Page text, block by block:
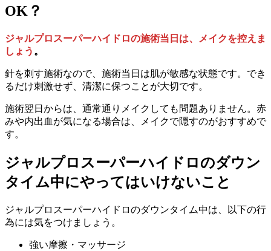
OK？
ジャルプロスーパーハイドロの施術当日は、メイクを控えま
しょう 。
針を刺す施術なので、施術当日は肌が敏感な状態です。でき
るだけ刺激せず、清潔に保つことが大切です。
施術翌日からは、通常通りメイクしても問題ありません。赤
みや内出血が気になる場合は、メイクで隠すのがおすすめで
す。
ジャルプロスーパーハイドロのダウン
タイム中にやってはいけないこと
ジャルプロスーパーハイドロのダウンタイム中は、以下の行
為には気をつけましょう。
強い摩擦・マッサージ